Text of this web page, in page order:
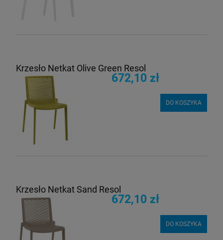
Krzesło Netkat Olive Green Resol
672,10 zł
DO KOSZYKA
Krzesło Netkat Sand Resol
672,10 zł
DO KOSZYKA